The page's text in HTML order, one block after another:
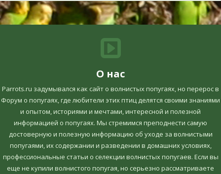
О нас
Parrots.ru задумывался как сайт о волнистых попугаях, но перерос в
Форум о попугаях, где любители этих птиц делятся своими знаниями
и опытом, историями и мечтами, интересной и полезной
информацией о попугаях. Мы стремимся преподнести самую
достоверную и полезную информацию об уходе за волнистыми
попугаями, их содержании и разведении в домашних условиях,
профессиональные статьи о селекции волнистых попугаев. Если вы
еще не купили волнистого попугая, но серьезно рассматриваете